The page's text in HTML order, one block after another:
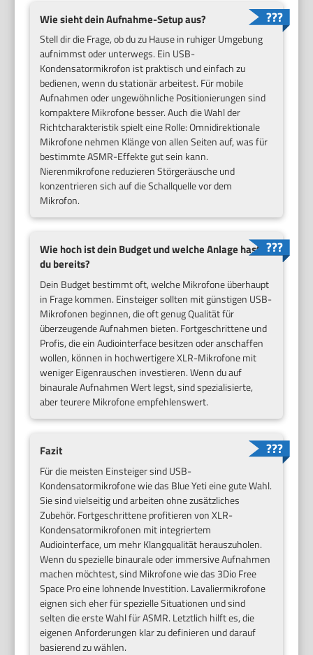
Wie sieht dein Aufnahme-Setup aus?
Stell dir die Frage, ob du zu Hause in ruhiger Umgebung
aufnimmst oder unterwegs. Ein USB-
Kondensatormikrofon ist praktisch und einfach zu
bedienen, wenn du stationär arbeitest. Für mobile
Aufnahmen oder ungewöhnliche Positionierungen sind
kompaktere Mikrofone besser. Auch die Wahl der
Richtcharakteristik spielt eine Rolle: Omnidirektionale
Mikrofone nehmen Klänge von allen Seiten auf, was für
bestimmte ASMR-Effekte gut sein kann.
Nierenmikrofone reduzieren Störgeräusche und
konzentrieren sich auf die Schallquelle vor dem
Mikrofon.
Wie hoch ist dein Budget und welche Anlage hast
du bereits?
Dein Budget bestimmt oft, welche Mikrofone überhaupt
in Frage kommen. Einsteiger sollten mit günstigen USB-
Mikrofonen beginnen, die oft genug Qualität für
überzeugende Aufnahmen bieten. Fortgeschrittene und
Profis, die ein Audiointerface besitzen oder anschaffen
wollen, können in hochwertigere XLR-Mikrofone mit
weniger Eigenrauschen investieren. Wenn du auf
binaurale Aufnahmen Wert legst, sind spezialisierte,
aber teurere Mikrofone empfehlenswert.
Fazit
Für die meisten Einsteiger sind USB-
Kondensatormikrofone wie das Blue Yeti eine gute Wahl.
Sie sind vielseitig und arbeiten ohne zusätzliches
Zubehör. Fortgeschrittene profitieren von XLR-
Kondensatormikrofonen mit integriertem
Audiointerface, um mehr Klangqualität herauszuholen.
Wenn du spezielle binaurale oder immersive Aufnahmen
machen möchtest, sind Mikrofone wie das 3Dio Free
Space Pro eine lohnende Investition. Lavaliermikrofone
eignen sich eher für spezielle Situationen und sind
selten die erste Wahl für ASMR. Letztlich hilft es, die
eigenen Anforderungen klar zu definieren und darauf
basierend zu wählen.